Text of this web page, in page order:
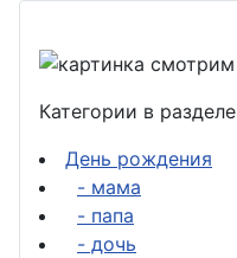
Категории в разделе
День рождения
- мама
- папа
- дочь